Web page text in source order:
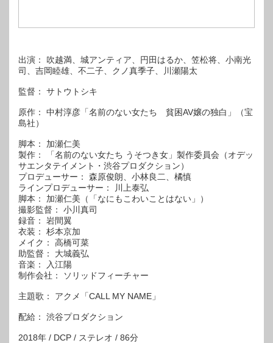
出演： 吹越満、城アンティア、円田はるか、笠松将、小南光
司、吉岡睦雄、不二子、クノ真季子、川瀬陽太
監督： サトウトシキ
原作： 中村淳彦「名前のない女たち 貧困AV嬢の独白」（宝
島社）
脚本： 加瀬仁美
製作： 「名前のない女たち うそつき女」製作委員会（オデッ
サエンタテイメント・渋谷プロダクション）
プロデューサー： 森原俊朗、小林良二、橘慎
ラインプロデューサー： 川上泰弘
脚本： 加瀬仁美（「なにもこわいことはない」）
撮影監督： 小川真司
録音： 岩間翼
衣装： 杉本京加
メイク： 高橋可菜
助監督： 大城義弘
音楽： 入江陽
制作会社： ソリッドフィーチャー
主題歌： アクメ「CALL MY NAME」
配給： 渋谷プロダクション
2018年 / DCP / ステレオ / 86分